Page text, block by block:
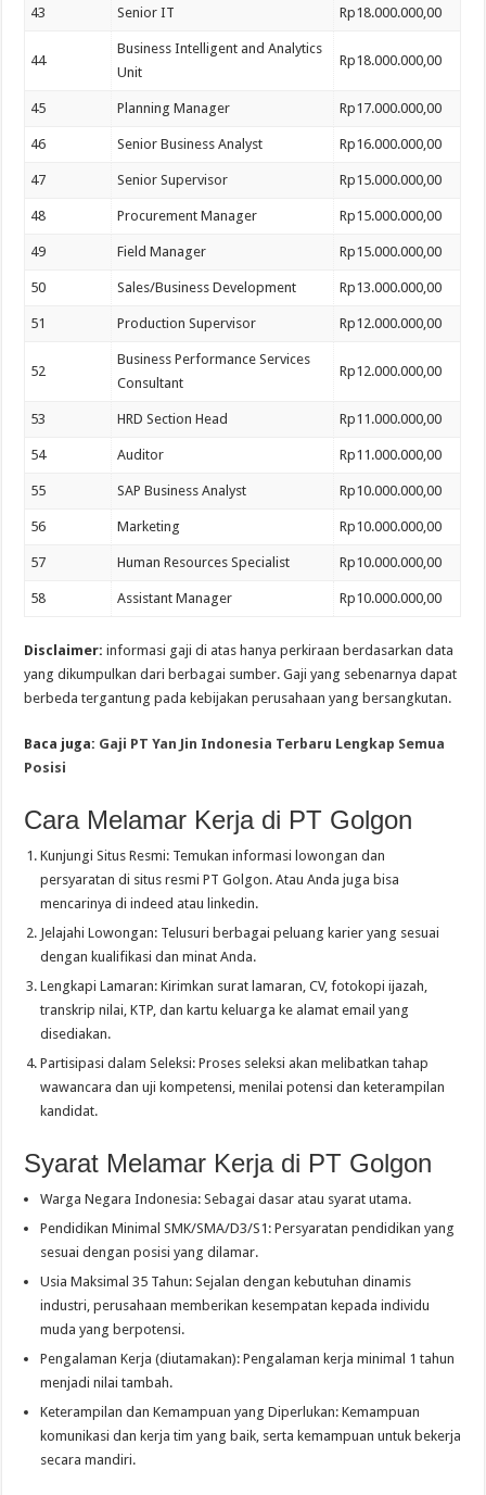
43 Senior IT Rp18.000.000,00
44
Business Intelligent and Analytics
Unit
Rp18.000.000,00
45 Planning Manager Rp17.000.000,00
46 Senior Business Analyst Rp16.000.000,00
47 Senior Supervisor Rp15.000.000,00
48 Procurement Manager Rp15.000.000,00
49 Field Manager Rp15.000.000,00
50 Sales/Business Development Rp13.000.000,00
51 Production Supervisor Rp12.000.000,00
52
Business Performance Services
Consultant
Rp12.000.000,00
53 HRD Section Head Rp11.000.000,00
54 Auditor Rp11.000.000,00
55 SAP Business Analyst Rp10.000.000,00
56 Marketing Rp10.000.000,00
57 Human Resources Specialist Rp10.000.000,00
58 Assistant Manager Rp10.000.000,00
Disclaimer: informasi gaji di atas hanya perkiraan berdasarkan data
yang dikumpulkan dari berbagai sumber. Gaji yang sebenarnya dapat
berbeda tergantung pada kebijakan perusahaan yang bersangkutan.
Baca juga: Gaji PT Yan Jin Indonesia Terbaru Lengkap Semua
Posisi
Cara Melamar Kerja di PT Golgon
Kunjungi Situs Resmi: Temukan informasi lowongan dan
persyaratan di situs resmi PT Golgon. Atau Anda juga bisa
mencarinya di indeed atau linkedin.
Jelajahi Lowongan: Telusuri berbagai peluang karier yang sesuai
dengan kualifikasi dan minat Anda.
Lengkapi Lamaran: Kirimkan surat lamaran, CV, fotokopi ijazah,
transkrip nilai, KTP, dan kartu keluarga ke alamat email yang
disediakan.
Partisipasi dalam Seleksi: Proses seleksi akan melibatkan tahap
wawancara dan uji kompetensi, menilai potensi dan keterampilan
kandidat.
Syarat Melamar Kerja di PT Golgon
Warga Negara Indonesia: Sebagai dasar atau syarat utama.
Pendidikan Minimal SMK/SMA/D3/S1: Persyaratan pendidikan yang
sesuai dengan posisi yang dilamar.
Usia Maksimal 35 Tahun: Sejalan dengan kebutuhan dinamis
industri, perusahaan memberikan kesempatan kepada individu
muda yang berpotensi.
Pengalaman Kerja (diutamakan): Pengalaman kerja minimal 1 tahun
menjadi nilai tambah.
Keterampilan dan Kemampuan yang Diperlukan: Kemampuan
komunikasi dan kerja tim yang baik, serta kemampuan untuk bekerja
secara mandiri.